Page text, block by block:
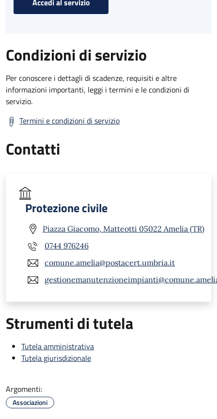
Condizioni di servizio
Per conoscere i dettagli di scadenze, requisiti e altre
informazioni importanti, leggi i termini e le condizioni di
servizio.
Termini e condizioni di servizio
Contatti
Protezione civile
Piazza Giacomo, Matteotti 05022 Amelia (TR)
0744 976246
comune.amelia@postacert.umbria.it
Strumenti di tutela
Tutela amministrativa
Tutela giurisdizionale
Argomenti:
Associazioni